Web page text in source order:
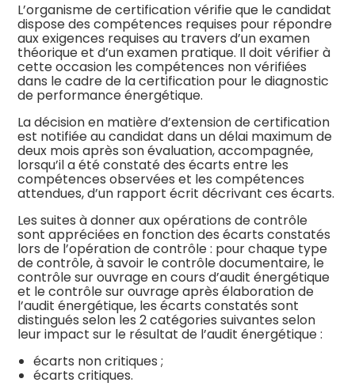
L’organisme de certification vérifie que le candidat
dispose des compétences requises pour répondre
aux exigences requises au travers d’un examen
théorique et d’un examen pratique. Il doit vérifier à
cette occasion les compétences non vérifiées
dans le cadre de la certification pour le diagnostic
de performance énergétique.
La décision en matière d’extension de certification
est notifiée au candidat dans un délai maximum de
deux mois après son évaluation, accompagnée,
lorsqu’il a été constaté des écarts entre les
compétences observées et les compétences
attendues, d’un rapport écrit décrivant ces écarts.
Les suites à donner aux opérations de contrôle
sont appréciées en fonction des écarts constatés
lors de l’opération de contrôle : pour chaque type
de contrôle, à savoir le contrôle documentaire, le
contrôle sur ouvrage en cours d’audit énergétique
et le contrôle sur ouvrage après élaboration de
l’audit énergétique, les écarts constatés sont
distingués selon les 2 catégories suivantes selon
leur impact sur le résultat de l’audit énergétique :
écarts non critiques ;
écarts critiques.